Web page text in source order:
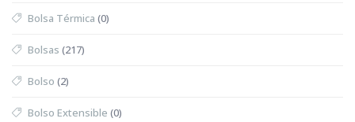
Bolsa Térmica (0)
Bolsas (217)
Bolso (2)
Bolso Extensible (0)